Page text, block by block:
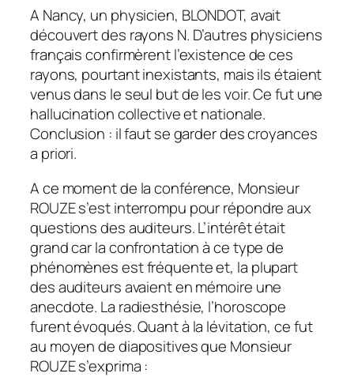
A Nancy, un physicien, BLONDOT, avait
découvert des rayons N. D’autres physiciens
français confirmèrent l’existence de ces
rayons, pourtant inexistants, mais ils étaient
venus dans le seul but de les voir. Ce fut une
hallucination collective et nationale.
Conclusion : il faut se garder des croyances
a priori.
A ce moment de la conférence, Monsieur
ROUZE s’est interrompu pour répondre aux
questions des auditeurs. L’intérêt était
grand car la confrontation à ce type de
phénomènes est fréquente et, la plupart
des auditeurs avaient en mémoire une
anecdote. La radiesthésie, l’horoscope
furent évoqués. Quant à la lévitation, ce fut
au moyen de diapositives que Monsieur
ROUZE s’exprima :